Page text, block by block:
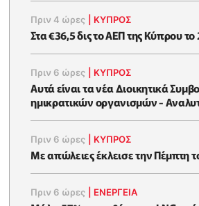
Πριν 4 ώρες ΚΥΠΡΟΣ
Στα €36,5 δις το ΑΕΠ της Κύπρου το
Πριν 6 ώρες ΚΥΠΡΟΣ
Αυτά είναι τα νέα Διοικητικά
ημικρατικών οργανισμών -
Πριν 6 ώρες ΚΥΠΡΟΣ
Με απώλειες έκλεισε την Πέμπτη
Πριν 6 ώρες ΕΝΈΡΓΕΙΑ